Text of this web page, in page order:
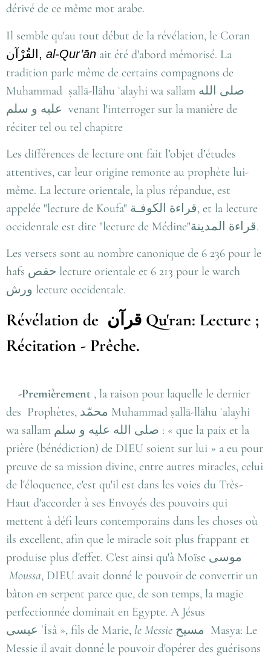
dérivé de ce même mot arabe.
Il semble qu'au tout début de la révélation, le Coran
القُرْآن, al-Qur’ān ait été d'abord mémorisé. La
tradition parle même de certains compagnons de
Muhammad ṣallā-llāhu ʿalayhi wa sallam صلى الله
عليه و سلم venant l'interroger sur la manière de
réciter tel ou tel chapitre
Les différences de lecture ont fait l’objet d’études
attentives, car leur origine remonte au prophète lui-
même. La lecture orientale, la plus répandue, est
appelée "lecture de Koufa" قراءة الكوفـة, et la lecture
occidentale est dite "lecture de Médine"قراءة المدينة.
Les versets sont au nombre canonique de 6 236 pour le
hafs حفص lecture orientale et 6 213 pour le warch
ورش lecture occidentale.
Révélation de قرآن Qu'ran: Lecture ;
Récitation - Prêche.
-Premièrement , la raison pour laquelle le dernier
des Prophètes, محمّد Muhammad ṣallā-llāhu ʿalayhi
wa sallam صلى الله عليه و سلم : « que la paix et la
prière (bénédiction) de DIEU soient sur lui » a eu pour
preuve de sa mission divine, entre autres miracles, celui
de l'éloquence, c'est qu'il est dans les voies du Très-
Haut d'accorder à ses Envoyés des pouvoirs qui
mettent à défi leurs contemporains dans les choses où
ils excellent, afin que le miracle soit plus frappant et
produise plus d'effet. C'est ainsi qu'à Moïse موسى
Moussa, DIEU avait donné le pouvoir de convertir un
bâton en serpent parce que, de son temps, la magie
perfectionnée dominait en Egypte. A Jésus
عيسى `Îsâ », fils de Marie, le Messie مسيح Masya: Le
Messie il avait donné le pouvoir d'opérer des guérisons